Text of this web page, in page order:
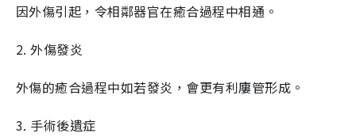
因外傷引起，令相鄰器官在癒合過程中相通。
2. 外傷發炎
外傷的癒合過程中如若發炎，會更有利廔管形成。
3. 手術後遺症